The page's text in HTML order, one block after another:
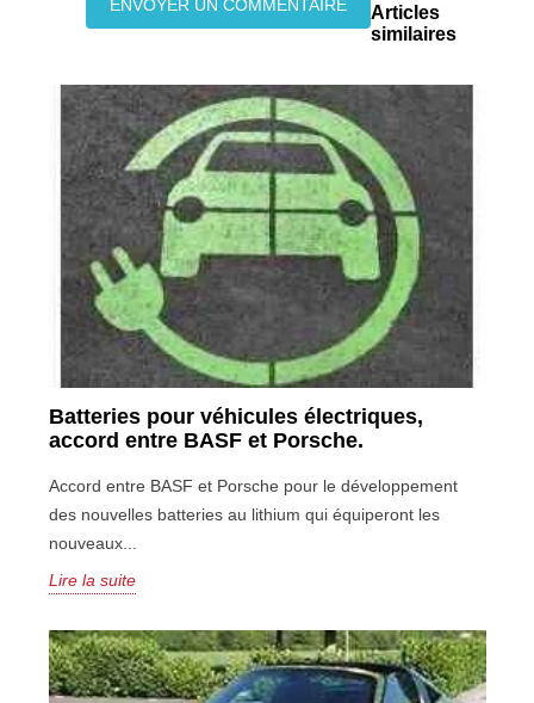
Articles
similaires
Batteries pour véhicules électriques,
accord entre BASF et Porsche.
Accord entre BASF et Porsche pour le développement
des nouvelles batteries au lithium qui équiperont les
nouveaux...
Lire la suite